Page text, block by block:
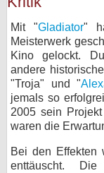
Mit "Gladiator"
Meisterwerk
Kino gelockt.
andere
"Troja" und "
jemals so
2005 sein
waren die
Bei den Effekten
enttäuscht.